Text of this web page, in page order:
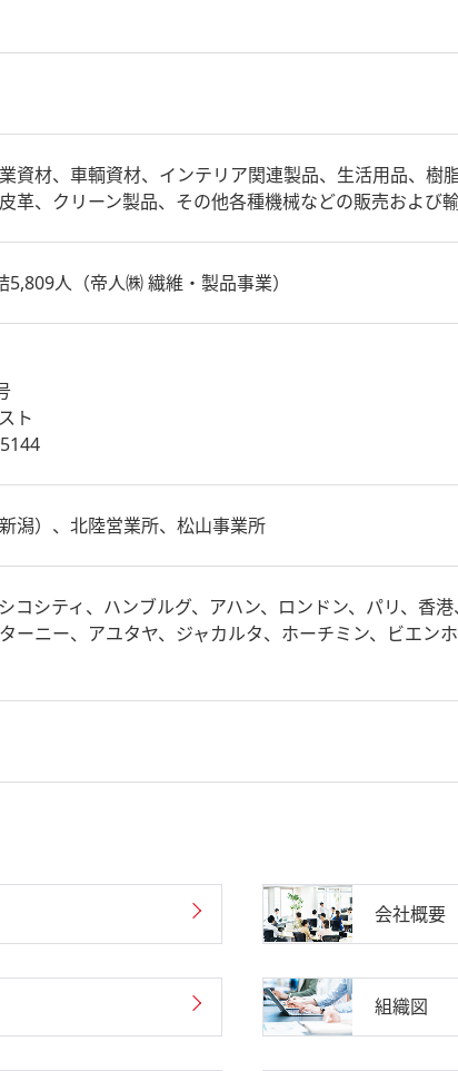
資材、車輌資材、インテリア関連製品、生活用品、樹
革、クリーン製品、その他各種機械などの販売および
人（帝人㈱ 繊維・製品事業）
ト
潟）、北陸営業所、松山事業所
シティ、ハンブルグ、アハン、ロンドン、パリ、香港
ーニー、アユタヤ、ジャカルタ、ホーチミン、ビエン
会社概要
組織図